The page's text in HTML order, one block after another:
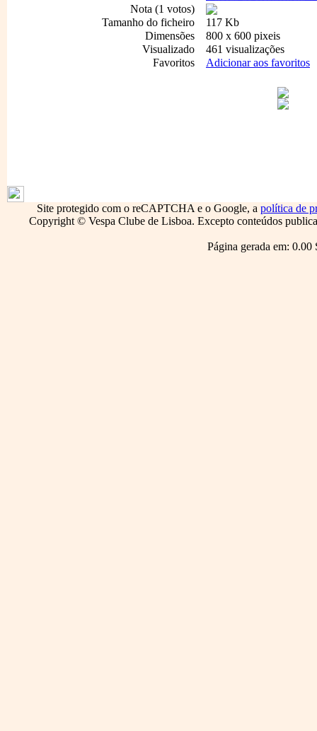
Nota (1 votos)
Tamanho do ficheiro
117 Kb
Dimensões
800 x 600 pixeis
Visualizado
461 visualizações
Favoritos
Adicionar aos favoritos
Site protegido com o reCAPTCHA e o Google, a política de
Copyright © Vespa Clube de Lisboa. Excepto conteúdos
Página gerada em: 0.00